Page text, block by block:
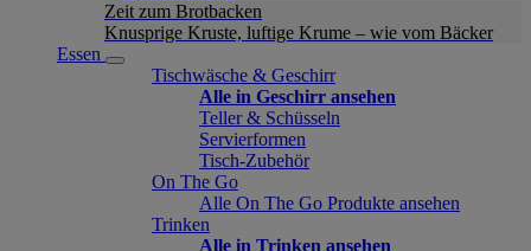
Zeit zum Brotbacken
Knusprige Kruste, luftige Krume – wie vom Bäcker
Essen
Tischwäsche & Geschirr
Alle in Geschirr ansehen
Teller & Schüsseln
Servierformen
Tisch-Zubehör
On The Go
Alle On The Go Produkte ansehen
Trinken
Alle in Trinken ansehen